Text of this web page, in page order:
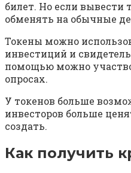
билет. Но если вывести
обменять на обычные
Токены можно
инвестиций и
помощью можно
опросах.
У токенов больше
инвесторов больше
создать.
Как получить